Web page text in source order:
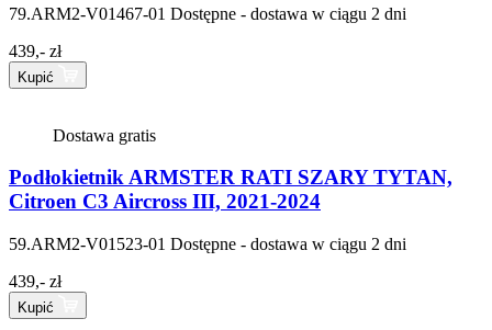
79.ARM2-V01467-01 Dostępne - dostawa w ciągu 2 dni
439,- zł
Kupić
Dostawa gratis
Podłokietnik ARMSTER RATI SZARY TYTAN,
Citroen C3 Aircross III, 2021-2024
59.ARM2-V01523-01 Dostępne - dostawa w ciągu 2 dni
439,- zł
Kupić